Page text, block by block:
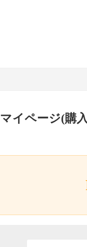
マイページ(購